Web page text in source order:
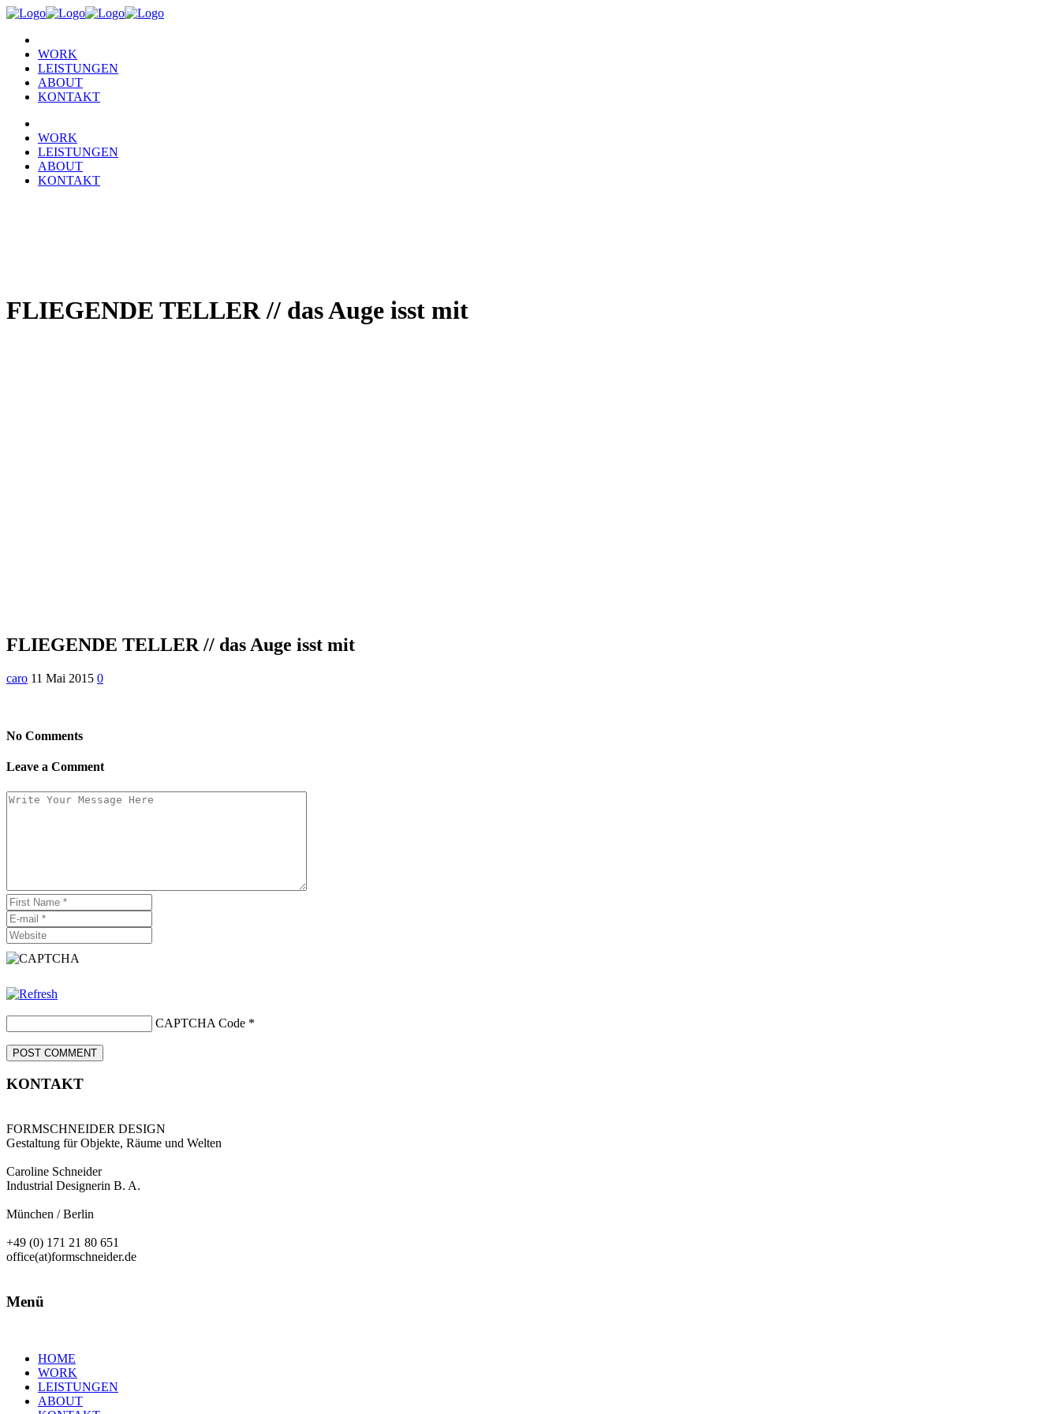
WORK
LEISTUNGEN
ABOUT
KONTAKT
WORK
LEISTUNGEN
ABOUT
KONTAKT
FLIEGENDE TELLER // das Auge isst mit
FLIEGENDE TELLER // das Auge isst mit
caro 11 Mai 2015 0
No Comments
Leave a Comment
CAPTCHA Code *
KONTAKT
FORMSCHNEIDER DESIGN
Gestaltung für Objekte, Räume und Welten
Caroline Schneider
Industrial Designerin B. A.
München / Berlin
+49 (0) 171 21 80 651
office(at)formschneider.de
Menü
HOME
WORK
LEISTUNGEN
ABOUT